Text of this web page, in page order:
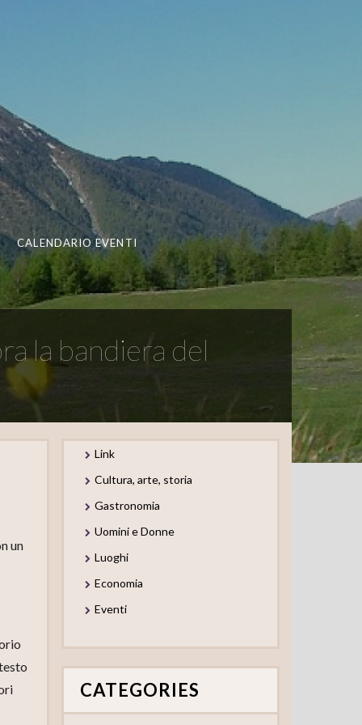
CALENDARIO EVENTI
la bandiera del
un
Link
Cultura, arte, storia
Gastronomia
Uomini e Donne
Luoghi
Economia
Eventi
CATEGORIES